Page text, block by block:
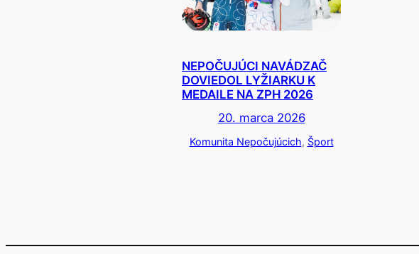
NEPOČUJÚCI NAVÁDZAČ
DOVIEDOL LYŽIARKU K
MEDAILE NA ZPH 2026
20. marca 2026
Komunita Nepočujúcich, Šport